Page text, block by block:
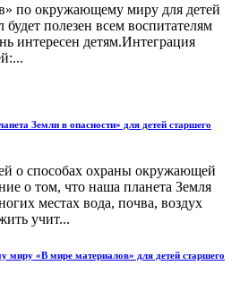
по окружающему миру для детей
полезен всем воспитателям
интересен детям.Интеграция
Земли в опасности» для детей старшего
о способах охраны окружающей
о том, что наша планета Земля
местах вода, почва, воздух
учит...
миру «В мире материалов» для детей старшего